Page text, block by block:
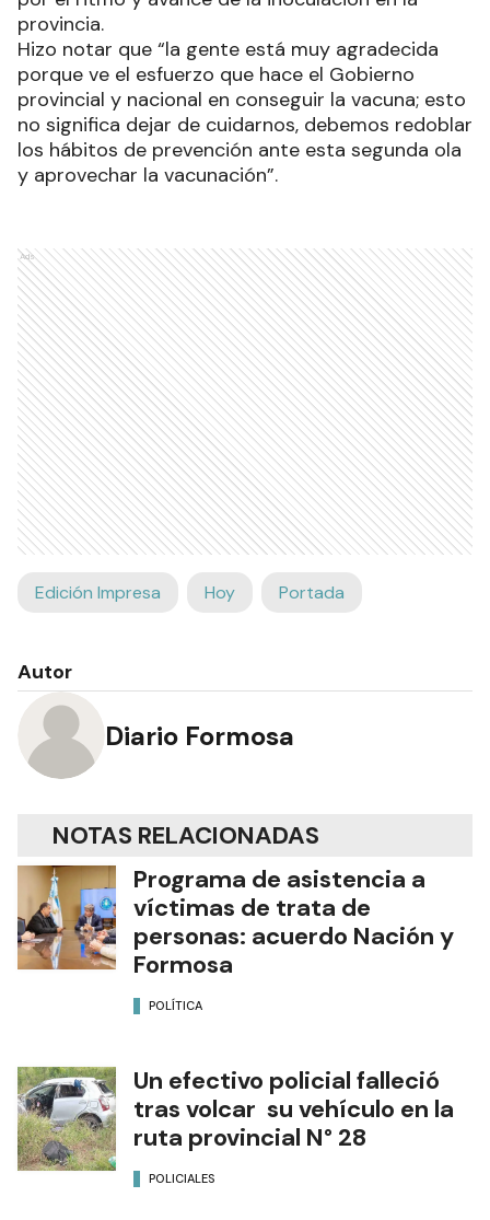
provincia.
Hizo notar que “la gente está muy agradecida
porque ve el esfuerzo que hace el Gobierno
provincial y nacional en conseguir la vacuna; esto
no significa dejar de cuidarnos, debemos redoblar
los hábitos de prevención ante esta segunda ola
y aprovechar la vacunación”.
Ads
Edición Impresa Hoy Portada
Autor
Diario Formosa
NOTAS RELACIONADAS
Programa de asistencia a
víctimas de trata de
personas: acuerdo Nación y
Formosa
POLÍTICA
Un efectivo policial falleció
tras volcar su vehículo en la
ruta provincial N° 28
POLICIALES